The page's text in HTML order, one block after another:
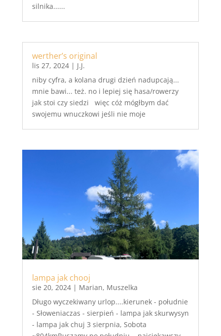
silnika......
werther’s original
lis 27, 2024| J.J.
niby cyfra, a kolana drugi dzień nadupcają...
mnie bawi... też. no i lepiej się hasa/rowerzy
jak stoi czy siedzi więc cóż mógłbym dać
swojemu wnuczkowi jeśli nie moje
lampa jak chooj
sie 20, 2024| Marian, Muszelka
Długo wyczekiwany urlop....kierunek - południe
- Słoweniaczas - sierpień - lampa jak skurwysyn
- lampa jak chuj 3 sierpnia, Sobota